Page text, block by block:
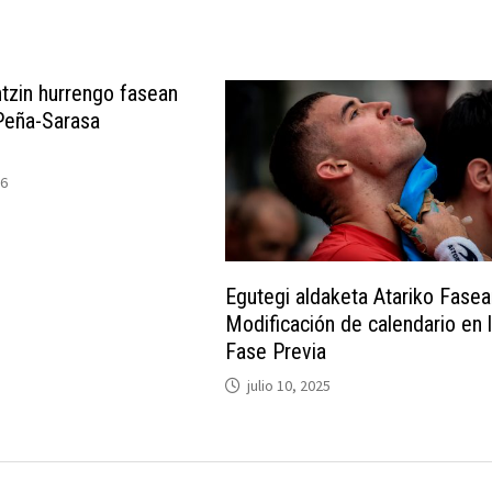
hurrengo fasean
Sarasa
Egutegi aldaketa Atariko
Modificación de calendario en
Fase Previa
julio 10, 2025